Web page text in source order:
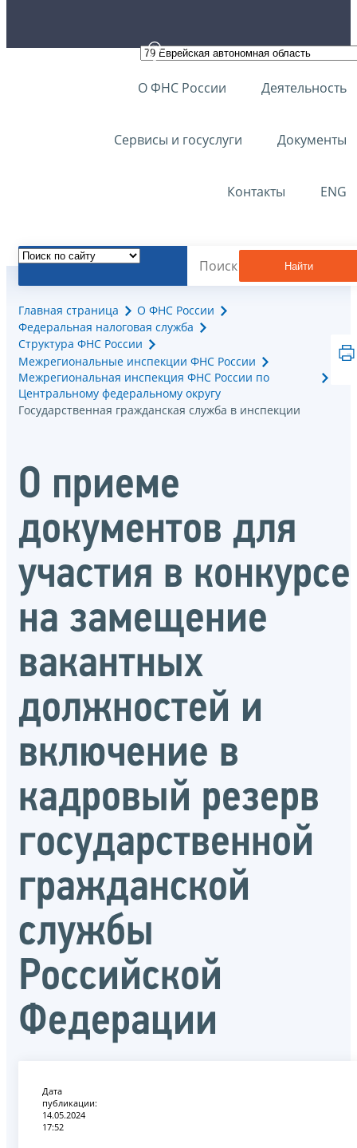
О ФНС России Деятельность
Сервисы и госуслуги Документы
Контакты ENG
Найти
Главная страница
О ФНС России
Федеральная налоговая служба
Структура ФНС России
Межрегиональные инспекции ФНС России
Межрегиональная инспекция ФНС России по
Центральному федеральному округу
Государственная гражданская служба в инспекции
О приеме
документов для
участия в конкурсе
на замещение
вакантных
должностей и
включение в
кадровый резерв
государственной
гражданской
службы
Российской
Федерации
Дата
публикации:
14.05.2024
17:52